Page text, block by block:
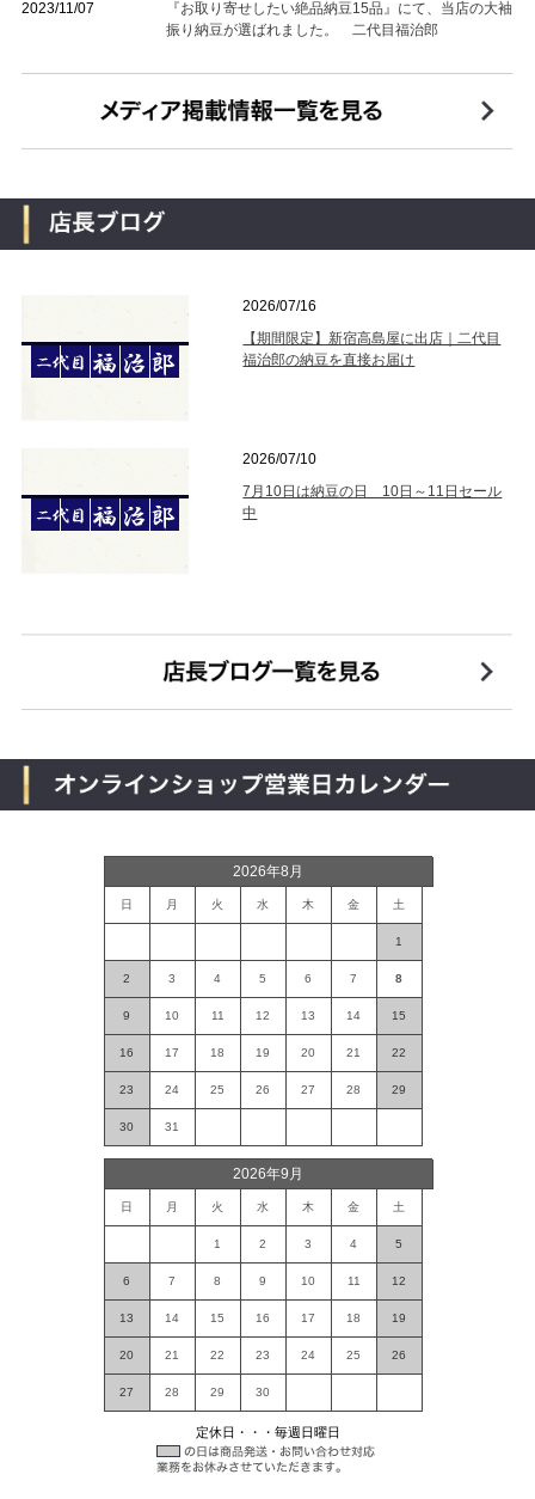
2023/11/07
『お取り寄せしたい絶品納豆15品』にて、当店の大袖
振り納豆が選ばれました。 二代目福治郎
2026/07/16
【期間限定】新宿高島屋に出店｜二代目
福治郎の納豆を直接お届け
2026/07/10
7月10日は納豆の日 10日～11日セール
中
2026年8月
日 月 火 水 木 金 土
1
2 3 4 5 6 7 8
9 10 11 12 13 14 15
16 17 18 19 20 21 22
23 24 25 26 27 28 29
30 31
2026年9月
日 月 火 水 木 金 土
1 2 3 4 5
6 7 8 9 10 11 12
13 14 15 16 17 18 19
20 21 22 23 24 25 26
27 28 29 30
定休日・・・毎週日曜日